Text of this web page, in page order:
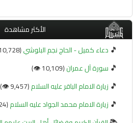
الأكثر مشاهدة
🎵 دعاء كميل - الحاج نجم البلوشي(10,728 👁️)
🎵 سورة آل عمران(10,109 👁️)
🎵 زيارة الامام الباقر عليه السلام(9,457 👁️)
🎵 زيارة الامام محمد الجواد عليه السلام(9,224 👁️)